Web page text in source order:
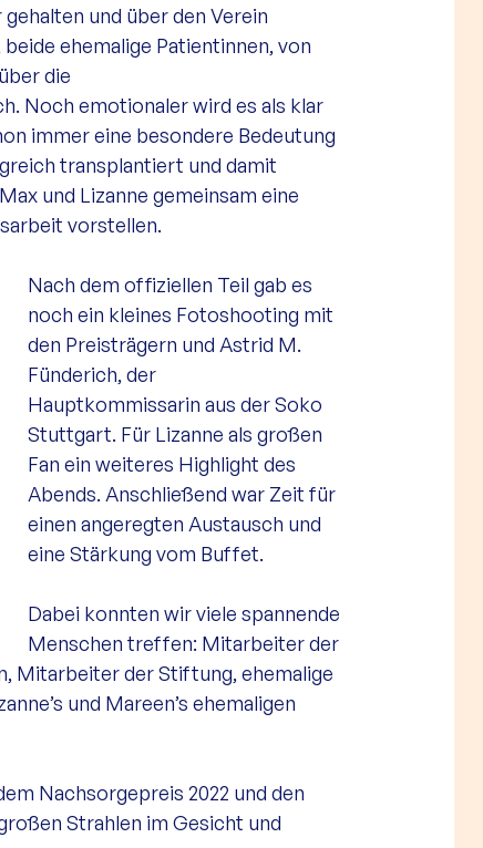
und über den Verein
ehemalige Patientinnen, von
die
Noch emotionaler wird es als klar
immer eine besondere Bedeutung
transplantiert und damit
und Lizanne gemeinsam eine
vorstellen.
Nach dem offiziellen Teil gab es
noch ein kleines Fotoshooting mit
den Preisträgern und Astrid M.
Fünderich, der
Hauptkommissarin aus der Soko
Stuttgart. Für Lizanne als großen
Fan ein weiteres Highlight des
Abends. Anschließend war Zeit für
einen angeregten Austausch und
eine Stärkung vom Buffet.
Dabei konnten wir viele spannende
Menschen treffen: Mitarbeiter der
Mitarbeiter der Stiftung, ehemalige
und Mareen’s ehemaligen
Nachsorgepreis 2022 und den
Strahlen im Gesicht und